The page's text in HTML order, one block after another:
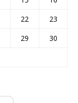
22
23
29
30